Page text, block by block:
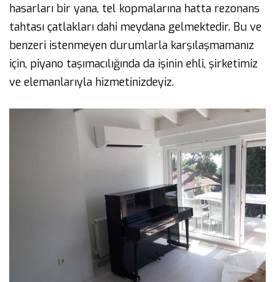
hasarları bir yana, tel kopmalarına hatta rezonans
tahtası çatlakları dahi meydana gelmektedir. Bu ve
benzeri istenmeyen durumlarla karşılaşmamanız
için, piyano taşımacılığında da işinin ehli, şirketimiz
ve elemanlarıyla hizmetinizdeyiz.